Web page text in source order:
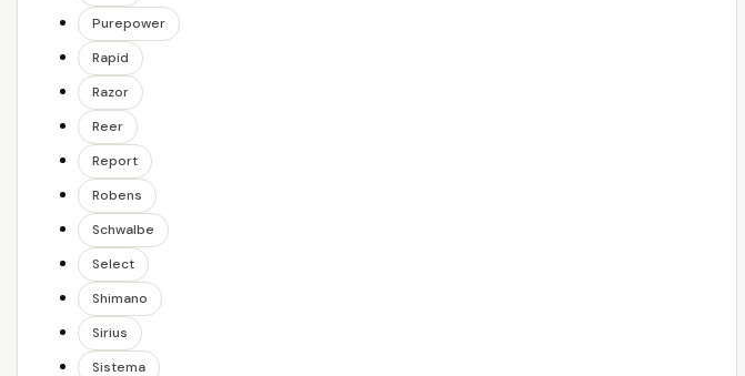
Purepower
Rapid
Razor
Reer
Report
Robens
Schwalbe
Select
Shimano
Sirius
Sistema